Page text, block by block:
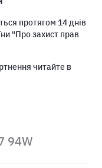
протягом 14 днів
"Про захист прав
читайте в
94W